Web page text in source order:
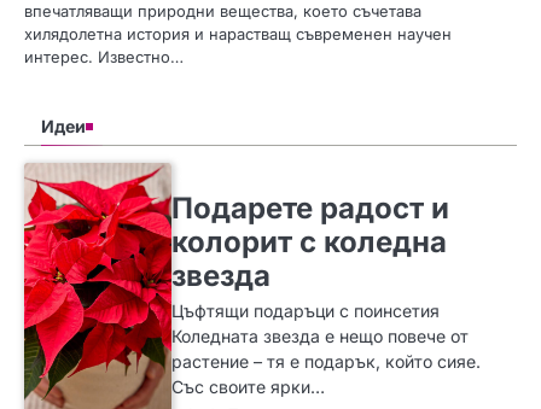
впечатляващи природни вещества, което съчетава
хилядолетна история и нарастващ съвременен научен
интерес. Известно…
Идеи
Подарете радост и
колорит с коледна
звезда
Цъфтящи подаръци с поинсетия
Коледната звезда е нещо повече от
растение – тя е подарък, който сияе.
Със своите ярки…